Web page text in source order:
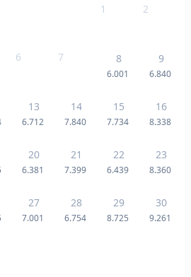
1
2
6 7 8
6.001
9
6.840
13
6.712
14
7.840
15
7.734
16
8.338
20
6.381
21
7.399
22
6.439
23
8.360
27
7.001
28
6.754
29
8.725
30
9.261